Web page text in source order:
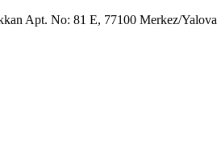
Apt. No: 81 E, 77100 Merkez/Yalova